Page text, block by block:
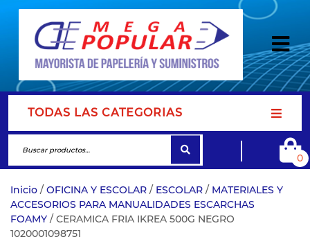
TODAS LAS CATEGORIAS
0
Inicio / OFICINA Y ESCOLAR / ESCOLAR / MATERIALES Y
ACCESORIOS PARA MANUALIDADES ESCARCHAS
FOAMY / CERAMICA FRIA IKREA 500G NEGRO
1020001098751